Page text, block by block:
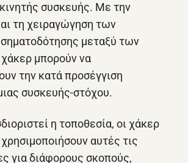
συσκευής. Με την
τη χειραγώγηση των
μεταξύ των
μπορούν να
την κατά προσέγγιση
συσκευής-στόχου.
η τοποθεσία, οι χάκερ
αυτές τις
για διάφορους σκοπούς,